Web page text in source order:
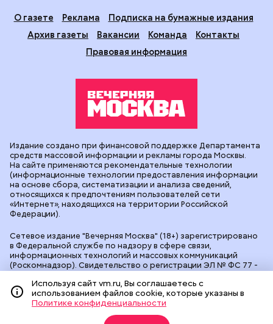
О газете Реклама
Подписка на бумажные издания
Архив газеты
Вакансии Команда
Контакты
Правовая информация
Сетевое издание "Вечерняя Москва" (18+) зарегистрировано
в Федеральной службе по надзору в сфере связи,
информационных технологий и массовых коммуникаций
(Роскомнадзор). Свидетельство о регистрации ЭЛ № ФС 77 -
"Вечерняя Москва". Главный редакторvm.ru: Александр
Геннадьевич Глуходедов. Адрес редакции: 127015, г.Москва,
Бумажный пр-д, д. 14, стр. 2. Телефон:+7(499)557-04-24
. Почта для связи с редакцией сайта:
Издание создано при финансовой поддержке Департамента
средств массовой информации и рекламы города Москвы.
На сайте применяются рекомендательные технологии
(информационные технологии предоставления информации
на основе сбора, систематизации и анализа сведений,
относящихся к предпочтениям пользователей сети
«Интернет», находящихся на территории Российской
Федерации).
Используя сайт vm.ru, Вы соглашаетесь с
использованием файлов cookie, которые указаны в
Политике конфиденциальности